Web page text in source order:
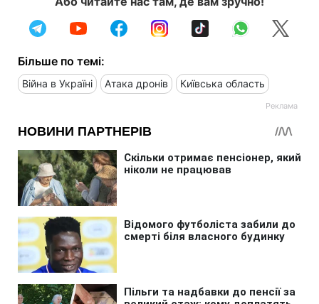
Більше по темі:
Війна в Україні Атака дронів Київська область